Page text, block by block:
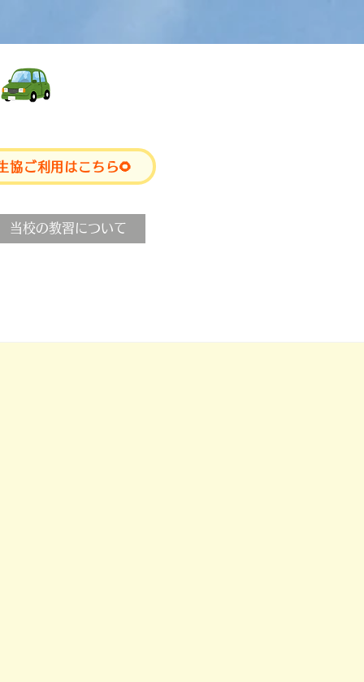
協ご利用はこちら🌻
当校の教習について